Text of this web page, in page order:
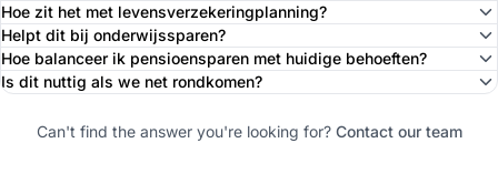
Hoe zit het met levensverzekeringplanning?
Helpt dit bij onderwijssparen?
Hoe balanceer ik pensioensparen met huidige behoeften?
Is dit nuttig als we net rondkomen?
Can't find the answer you're looking for? Contact our team